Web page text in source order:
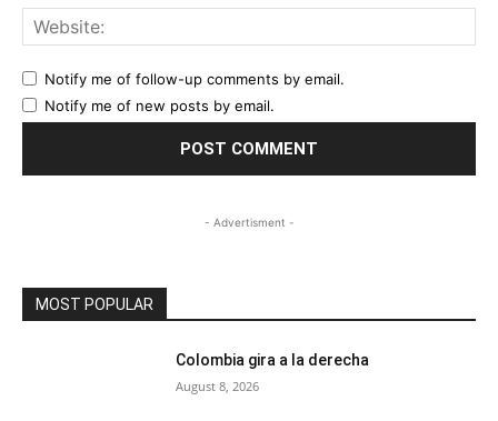
Notify me of follow-up comments by email.
Notify me of new posts by email.
- Advertisment -
MOST POPULAR
Colombia gira a la derecha
August 8, 2026